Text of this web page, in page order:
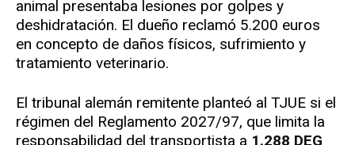
animal presentaba lesiones por golpes y
deshidratación. El dueño reclamó 5.200 euros
en concepto de daños físicos, sufrimiento y
tratamiento veterinario.
El tribunal alemán remitente planteó al TJUE si el
régimen del Reglamento 2027/97, que limita la
responsabilidad del transportista a 1.288 DEG